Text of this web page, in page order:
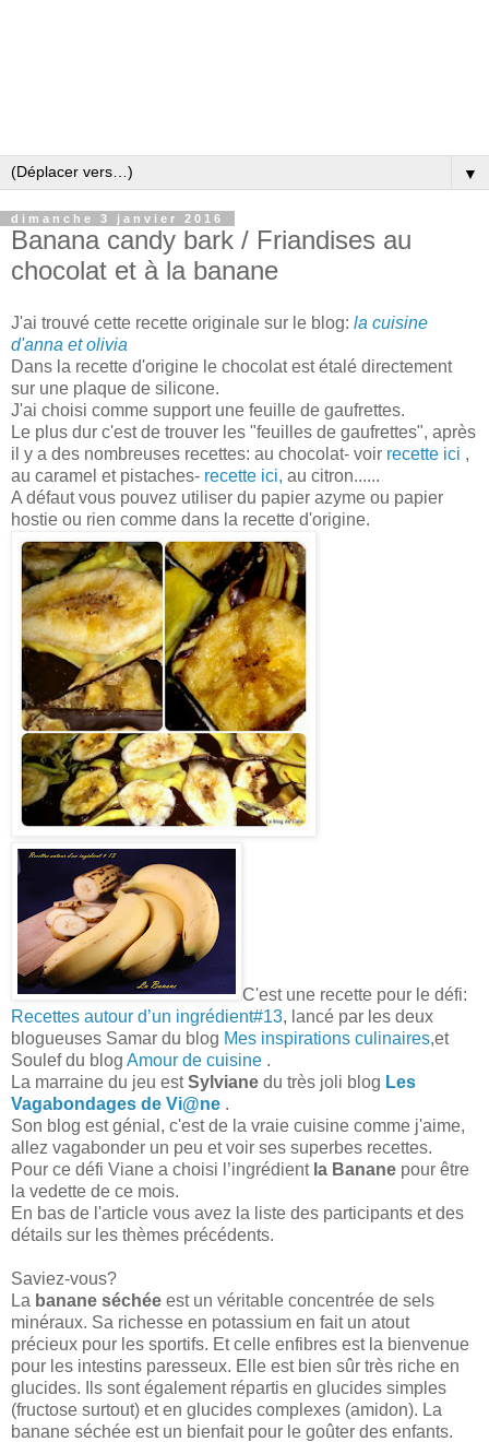
▼
dimanche 3 janvier 2016
Banana candy bark / Friandises au
chocolat et à la banane
J'ai trouvé cette recette originale sur le blog: la cuisine
d'anna et olivia
Dans la recette d'origine le chocolat est étalé directement
sur une plaque de silicone.
J'ai choisi comme support une feuille de gaufrettes.
Le plus dur c'est de trouver les "feuilles de gaufrettes", après
il y a des nombreuses recettes: au chocolat- voir recette ici ,
au caramel et pistaches- recette ici, au citron......
A défaut vous pouvez utiliser du papier azyme ou papier
hostie ou rien comme dans la recette d'origine.
C'est une recette pour le défi:
Recettes autour d’un ingrédient#13, lancé par les deux
blogueuses Samar du blog Mes inspirations culinaires,et
Soulef du blog Amour de cuisine .
La marraine du jeu estSylviane du très joli blog Les
Vagabondages de Vi@ne .
Son blog est génial, c'est de la vraie cuisine comme j'aime,
allez vagabonder un peu et voir ses superbes recettes.
Pour ce défi Viane a choisi l’ingrédient la Banane pour être
la vedette de ce mois.
En bas de l'article vous avez la liste des participants et des
détails sur les thèmes précédents.
Saviez-vous?
La banane séchée est un véritable concentrée de sels
minéraux. Sa richesse en potassium en fait un atout
précieux pour les sportifs. Et celle enfibres est la bienvenue
pour les intestins paresseux. Elle est bien sûr très riche en
glucides. Ils sont également répartis en glucides simples
(fructose surtout) et en glucides complexes (amidon). La
banane séchée est un bienfait pour le goûter des enfants.